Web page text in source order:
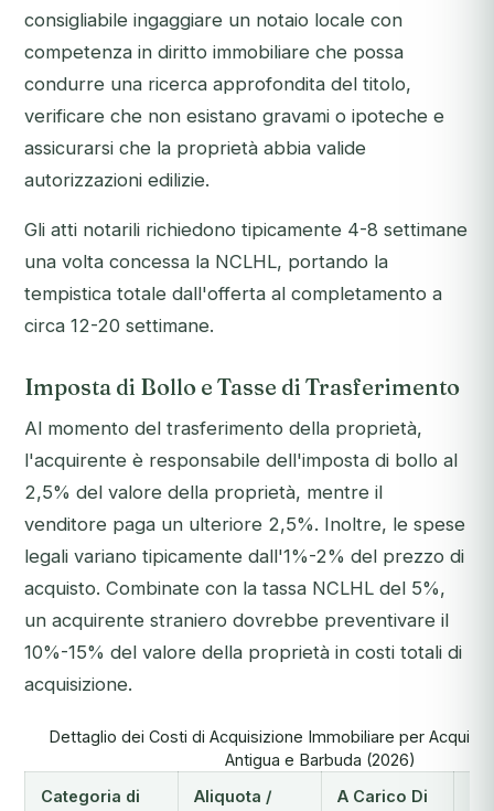
consigliabile ingaggiare un notaio locale con
competenza in diritto immobiliare che possa
condurre una ricerca approfondita del titolo,
verificare che non esistano gravami o ipoteche e
assicurarsi che la proprietà abbia valide
autorizzazioni edilizie.
Gli atti notarili richiedono tipicamente 4-8 settimane
una volta concessa la NCLHL, portando la
tempistica totale dall'offerta al completamento a
circa 12-20 settimane.
Imposta di Bollo e Tasse di Trasferimento
Al momento del trasferimento della proprietà,
l'acquirente è responsabile dell'imposta di bollo al
2,5% del valore della proprietà, mentre il
venditore paga un ulteriore 2,5%. Inoltre, le spese
legali variano tipicamente dall'1%-2% del prezzo di
acquisto. Combinate con la tassa NCLHL del 5%,
un acquirente straniero dovrebbe preventivare il
10%-15% del valore della proprietà in costi totali di
acquisizione.
Dettaglio dei Costi di Acquisizione Immobiliare per
Antigua e Barbuda (2026)
Categoria di
Aliquota /
A Carico Di